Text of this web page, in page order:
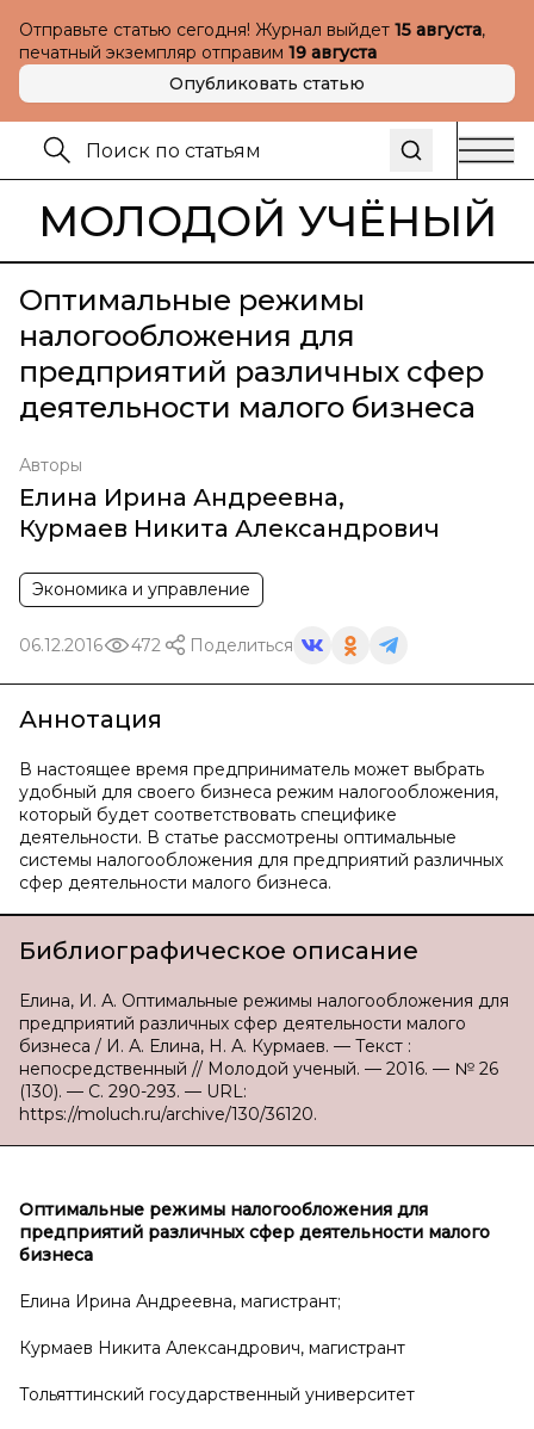
Отправьте статью сегодня! Журнал выйдет 15 августа,
печатный экземпляр отправим 19 августа
Опубликовать статью
МОЛОДОЙ УЧЁНЫЙ
Оптимальные режимы
налогообложения для
предприятий различных сфер
деятельности малого бизнеса
Авторы
Елина Ирина Андреевна,
Курмаев Никита Александрович
Экономика и управление
06.12.2016 472 Поделиться
Аннотация
В настоящее время предприниматель может выбрать
удобный для своего бизнеса режим налогообложения,
который будет соответствовать специфике
деятельности. В статье рассмотрены оптимальные
системы налогообложения для предприятий различных
сфер деятельности малого бизнеса.
Библиографическое описание
Елина, И. А. Оптимальные режимы налогообложения для
предприятий различных сфер деятельности малого
бизнеса / И. А. Елина, Н. А. Курмаев. — Текст :
непосредственный // Молодой ученый. — 2016. — № 26
(130). — С. 290-293. — URL:
https://moluch.ru/archive/130/36120.
Оптимальные режимы налогообложения для
предприятий различных сфер деятельности малого
бизнеса
Елина Ирина Андреевна, магистрант;
Курмаев Никита Александрович, магистрант
Тольяттинский государственный университет